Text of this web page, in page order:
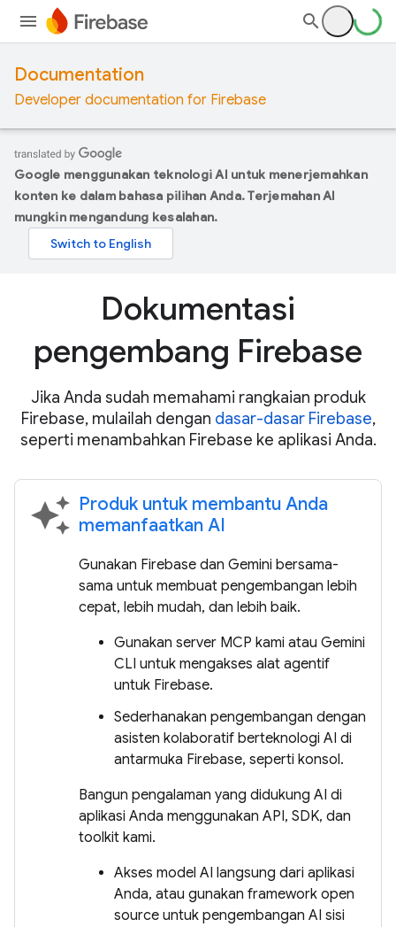
Documentation
Developer documentation for Firebase
Google menggunakan teknologi AI untuk menerjemahkan
konten ke dalam bahasa pilihan Anda. Terjemahan AI
mungkin mengandung kesalahan.
Dokumentasi
pengembang Firebase
Jika Anda sudah memahami rangkaian produk
Firebase, mulailah dengan dasar-dasar Firebase,
seperti menambahkan Firebase ke aplikasi Anda.
auto_awesome Produk untuk membantu Anda
memanfaatkan AI
Gunakan Firebase dan Gemini bersama-
sama untuk membuat pengembangan lebih
cepat, lebih mudah, dan lebih baik.
Gunakan server MCP kami atau Gemini
CLI untuk mengakses alat agentif
untuk Firebase.
Sederhanakan pengembangan dengan
asisten kolaboratif berteknologi AI di
antarmuka Firebase, seperti konsol.
Bangun pengalaman yang didukung AI di
aplikasi Anda menggunakan API, SDK, dan
toolkit kami.
Akses model AI langsung dari aplikasi
Anda, atau gunakan framework open
source untuk pengembangan AI sisi